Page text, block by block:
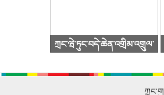
ཀྲང་ཝེ་ཏུང་བདེ་ཆེན་འགྲིམ་འགྲུལ་
ཕེབས་ནས་བརྟག་དཔྱད་གནང་བ།